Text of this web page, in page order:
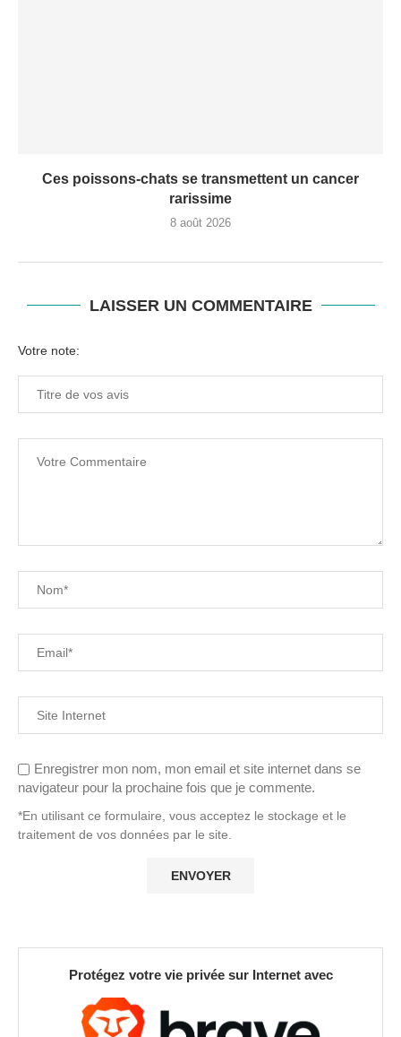
Ces poissons-chats se transmettent un cancer
rarissime
8 août 2026
LAISSER UN COMMENTAIRE
Votre note:
Enregistrer mon nom, mon email et site internet dans se
navigateur pour la prochaine fois que je commente.
*En utilisant ce formulaire, vous acceptez le stockage et le
traitement de vos données par le site.
Protégez votre vie privée sur Internet avec